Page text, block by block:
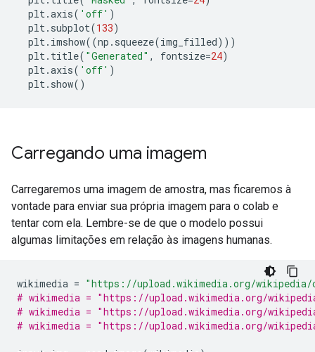
plt.axis( 'off' )
plt. subplot(133)
plt. imshow((np . squeeze(img_filled)))
plt. title( "Generated" , fontsize=24)
plt.axis( 'off' )
plt. show()
Carregando uma imagem
Carregaremos uma imagem de amostra, mas ficaremos à
vontade para enviar sua própria imagem para o colab e
tentar com ela. Lembre-se de que o modelo possui
algumas limitações em relação às imagens humanas.
wikimedia = "https://upload.wikimedia.org/wikipedia/
# wikimedia = "https://upload.wikimedia.org/wikipedia/
# wikimedia = "https://upload.wikimedia.org/wikipedia/
# wikimedia = "https://upload.wikimedia.org/